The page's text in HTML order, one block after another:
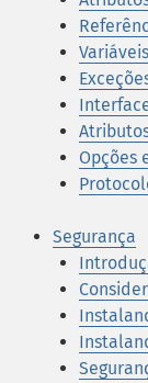
Opções
Segurança